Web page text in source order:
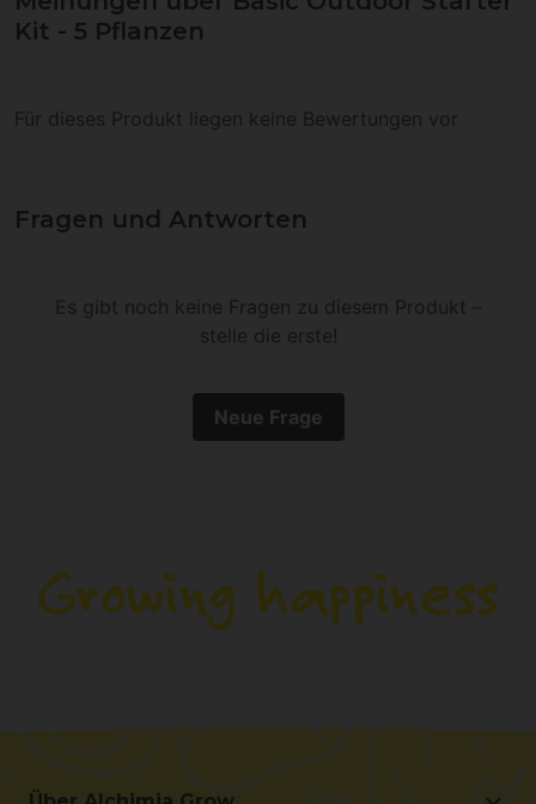
Kit - 5 Pflanzen
Für dieses Produkt liegen keine Bewertungen vor
Fragen und Antworten
Es gibt noch keine Fragen zu diesem Produkt –
stelle die erste!
Neue Frage